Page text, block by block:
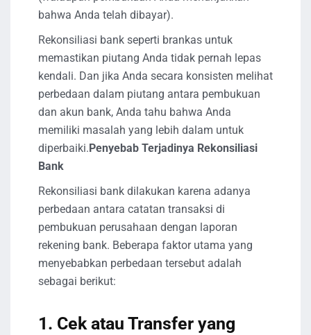
bahwa Anda telah dibayar).
Rekonsiliasi bank seperti brankas untuk
memastikan piutang Anda tidak pernah lepas
kendali. Dan jika Anda secara konsisten melihat
perbedaan dalam piutang antara pembukuan
dan akun bank, Anda tahu bahwa Anda
memiliki masalah yang lebih dalam untuk
diperbaiki. Penyebab Terjadinya Rekonsiliasi
Bank
Rekonsiliasi bank dilakukan karena adanya
perbedaan antara catatan transaksi di
pembukuan perusahaan dengan laporan
rekening bank. Beberapa faktor utama yang
menyebabkan perbedaan tersebut adalah
sebagai berikut:
1. Cek atau Transfer yang